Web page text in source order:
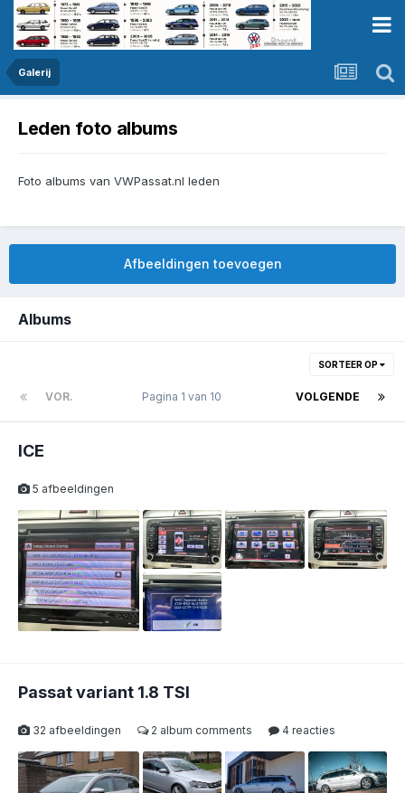
Galerij
Leden foto albums
Foto albums van VWPassat.nl leden
Afbeeldingen toevoegen
Albums
SORTEER OP
VOR. VOLGENDE
Pagina 1 van 10
ICE
5 afbeeldingen
Passat variant 1.8 TSI
32 afbeeldingen 2 album comments 4 reacties